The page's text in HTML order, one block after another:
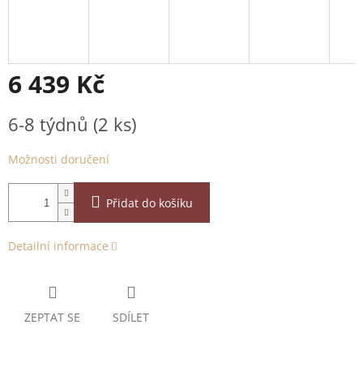
6 439 Kč
cena:
6-8 týdnů (2 ks)
Možnosti doručení
Přidat do košíku
Detailní informace
ZEPTAT SE SDÍLET